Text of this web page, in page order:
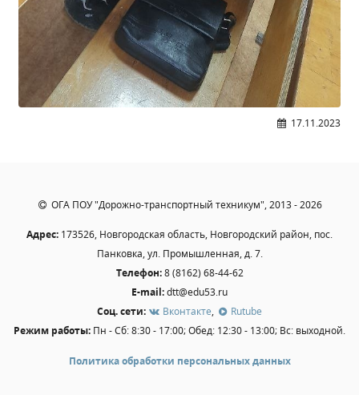
Профилактическая работа
Работа педагога-психолога
Студенческий совет
Студенческий спортивный клуб
Фотографии техникума
ПОЛЕЗНЫЕ ССЫЛКИ
Министерство науки и высшего образования
Главное управление по контролю за оборотом
17.11.2023
ОГА ПОУ "Дорожно-транспортный техникум", 2013 - 2026
Адрес: 173526, Новгородская область, Новгородский район, пос.
Панковка, ул. Промышленная, д. 7.
Телефон:8 (8162) 68-44-62
E-mail:dtt@edu53.ru
Соц. сети:
Вконтакте,
Rutube
Режим работы: Пн - Сб: 8:30 - 17:00; Обед: 12:30 - 13:00; Вс: выходной.
Политика обработки персональных данных